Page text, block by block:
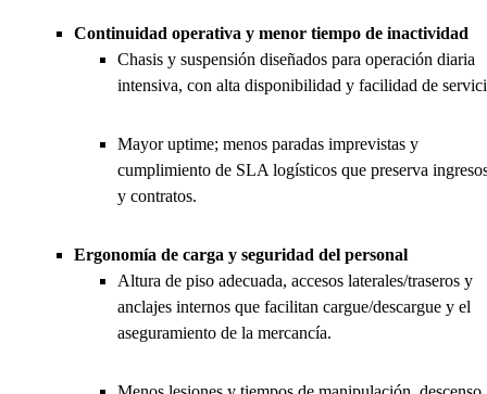
Continuidad operativa y menor tiempo de inactividad
Chasis y suspensión diseñados para operación diaria
intensiva, con alta disponibilidad y facilidad de
Mayor uptime; menos paradas imprevistas y
cumplimiento de SLA logísticos que preserva
y contratos.
Ergonomía de carga y seguridad del personal
Altura de piso adecuada, accesos laterales/traseros y
anclajes internos que facilitan cargue/descargue y el
aseguramiento de la mercancía.